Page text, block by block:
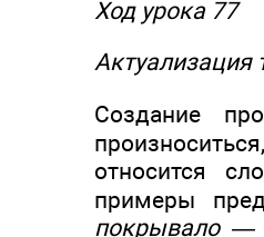
Ход урока 77
Актуализация
Создание
относится
примеры
покрывало—